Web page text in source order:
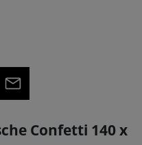
Confetti 140 x